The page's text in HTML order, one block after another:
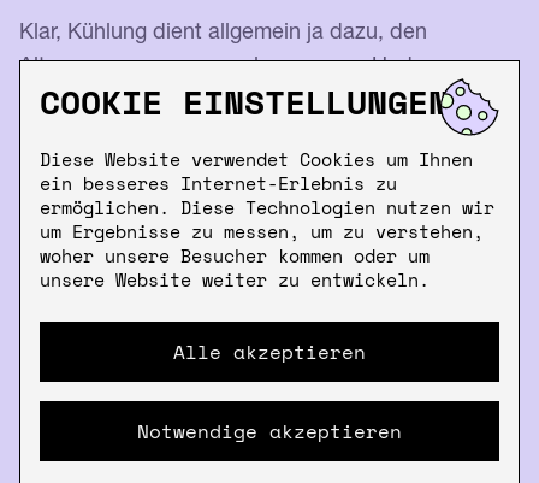
COOKIE EINSTELLUNGEN
Diese Website verwendet Cookies um Ihnen
ein besseres Internet-Erlebnis zu
ermöglichen. Diese Technologien nutzen wir
um Ergebnisse zu messen, um zu verstehen,
woher unsere Besucher kommen oder um
unsere Website weiter zu entwickeln.
Alle akzeptieren
Notwendige akzeptieren
Klar, Kühlung dient allgemein ja dazu, den
Alterungsprozess zu verlangsamen. Und
Kaffeebohnen sollten auch kühl gelagert werden.
Kühlschrank packen?
Weil Kaffee Feuchtigkeit magisch anzieht. Und er
nimmt unglaublich gern fremde Aromen auf. Wenn
oder? Salamikaffee, anybody?! Nope!